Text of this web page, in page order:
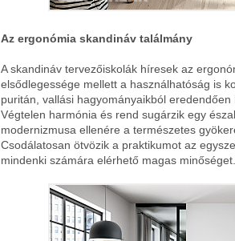
Az ergonómia skandináv találmány
A skandináv tervezőiskolák híresek az
elsődlegessége mellett a használhatóság is
puritán, vallási hagyományaikból
Végtelen harmónia és rend sugárzik egy
modernizmusa ellenére a természetes
Csodálatosan ötvözik a praktikumot az
mindenki számára elérhető magas minőséget.